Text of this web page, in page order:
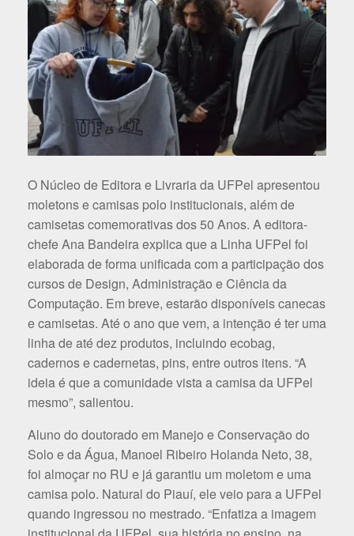
O Núcleo de Editora e Livraria da UFPel apresentou
moletons e camisas polo institucionais, além de
camisetas comemorativas dos 50 Anos. A editora-
chefe Ana Bandeira explica que a Linha UFPel foi
elaborada de forma unificada com a participação dos
cursos de Design, Administração e Ciência da
Computação. Em breve, estarão disponíveis canecas
e camisetas. Até o ano que vem, a intenção é ter uma
linha de até dez produtos, incluindo ecobag,
cadernos e cadernetas, pins, entre outros itens. “A
ideia é que a comunidade vista a camisa da UFPel
mesmo”, salientou.
Aluno do doutorado em Manejo e Conservação do
Solo e da Água, Manoel Ribeiro Holanda Neto, 38,
foi almoçar no RU e já garantiu um moletom e uma
camisa polo. Natural do Piauí, ele veio para a UFPel
quando ingressou no mestrado. “Enfatiza a imagem